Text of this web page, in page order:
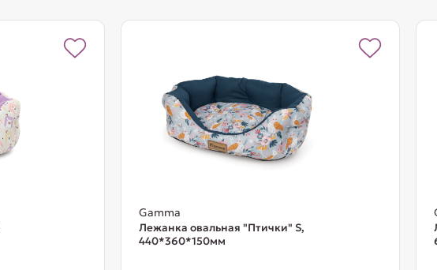
Gamma
Лежанка овальная "Птички" S,
440*360*150мм